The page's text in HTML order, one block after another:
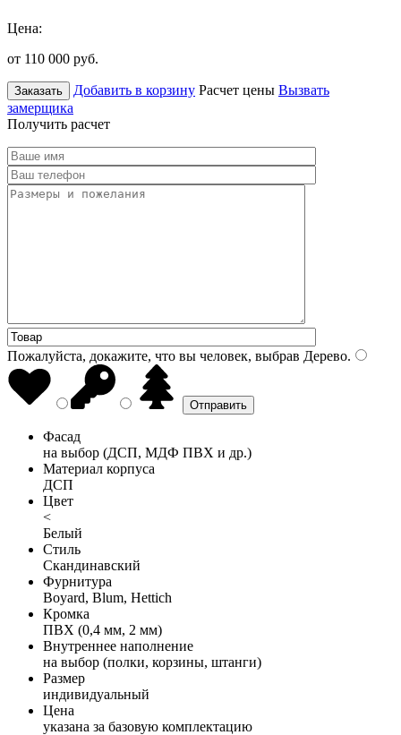
Цена:
от 110 000 руб.
Заказать Добавить в корзину Расчет цены Вызвать
замерщика
Получить расчет
Пожалуйста, докажите, что вы человек, выбрав Дерево.
Фасад
на выбор (ДСП, МДФ ПВХ и др.)
Материал корпуса
ДСП
Цвет
<
Белый
Стиль
Скандинавский
Фурнитура
Boyard, Blum, Hettich
Кромка
ПВХ (0,4 мм, 2 мм)
Внутреннее наполнение
на выбор (полки, корзины, штанги)
Размер
индивидуальный
Цена
указана за базовую комплектацию